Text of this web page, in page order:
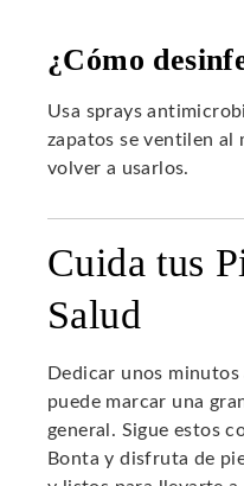
¿Cómo
Usa sprays
zapatos se ventilen al
volver a usarlos.
Cuida tus
Salud
Dedicar unos
puede marcar una
general. Sigue estos
Bonta y disfruta de